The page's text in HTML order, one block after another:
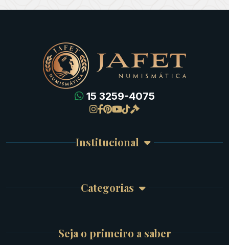
15 3259-4075
Institucional
Meus Pedidos
Carrinho de Compra
Atendimento
Categorias
Gregas
Byzantinas
Bíblicas
Ouro
Ibéricas
Seja o primeiro a saber